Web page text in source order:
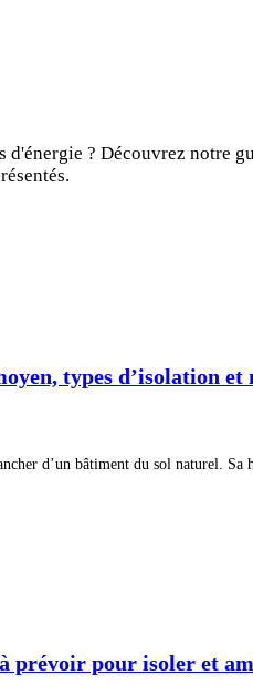
d'énergie ? Découvrez
types d’isolation et
d’un bâtiment du sol naturel. Sa
prévoir pour isoler et